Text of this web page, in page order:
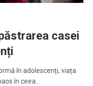
casei
în adolescenți, viața
în ceea…